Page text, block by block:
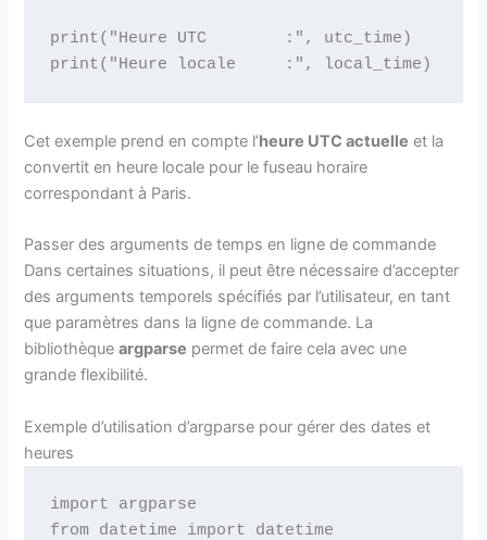
print("Heure UTC        :", utc_time)
Cet exemple prend en compte l’heure UTC actuelle et la
convertit en heure locale pour le fuseau horaire
correspondant à Paris.
Passer des arguments de temps en ligne de commande
Dans certaines situations, il peut être nécessaire d’accepter
des arguments temporels spécifiés par l’utilisateur, en tant
que paramètres dans la ligne de commande. La
bibliothèqueargparse permet de faire cela avec une
grande flexibilité.
Exemple d’utilisation d’argparse pour gérer des dates et
heures
import argparse
from datetime import datetime